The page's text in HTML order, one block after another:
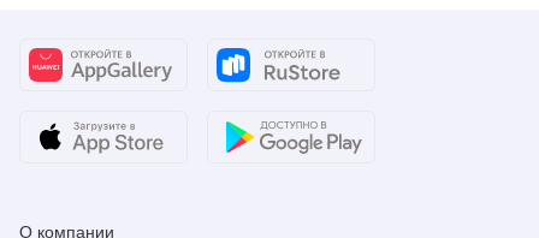
О компании